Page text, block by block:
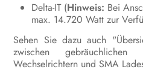
Delta-IT (Hinweis: Bei
max. 14.720 Watt zur
Sehen Sie dazu auch
zwischen
Wechselrichtern und SMA